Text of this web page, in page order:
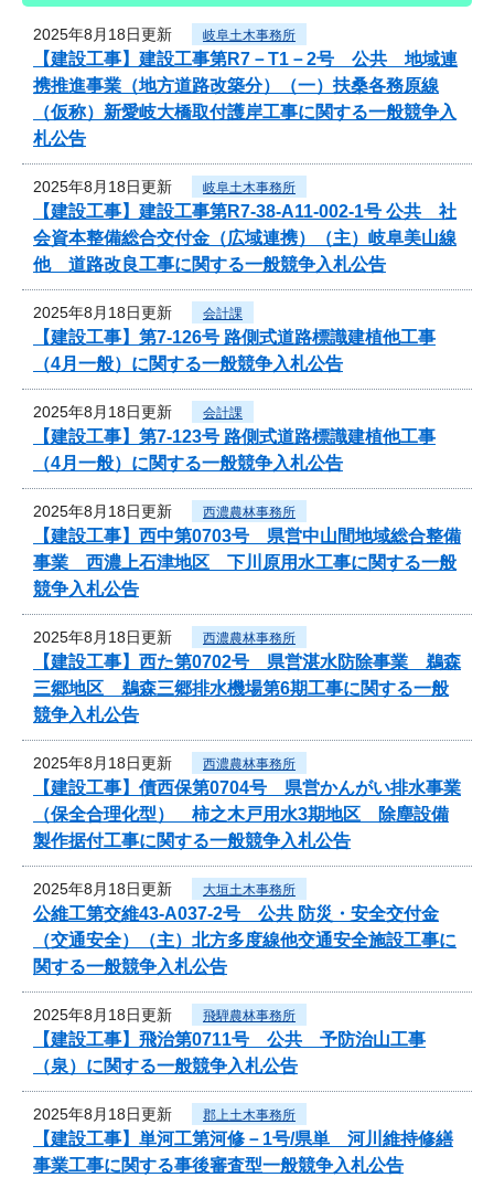
2025年8月18日更新 岐阜土木事務所
【建設工事】建設工事第R7－T1－2号 公共 地域連
携推進事業（地方道路改築分）（一）扶桑各務原線
（仮称）新愛岐大橋取付護岸工事に関する一般競争入
札公告
2025年8月18日更新 岐阜土木事務所
【建設工事】建設工事第R7-38-A11-002-1号 公共 社
会資本整備総合交付金（広域連携）（主）岐阜美山線
他 道路改良工事に関する一般競争入札公告
2025年8月18日更新 会計課
【建設工事】第7-126号 路側式道路標識建植他工事
（4月一般）に関する一般競争入札公告
2025年8月18日更新 会計課
【建設工事】第7-123号 路側式道路標識建植他工事
（4月一般）に関する一般競争入札公告
2025年8月18日更新 西濃農林事務所
【建設工事】西中第0703号 県営中山間地域総合整備
事業 西濃上石津地区 下川原用水工事に関する一般
競争入札公告
2025年8月18日更新 西濃農林事務所
【建設工事】西た第0702号 県営湛水防除事業 鵜森
三郷地区 鵜森三郷排水機場第6期工事に関する一般
競争入札公告
2025年8月18日更新 西濃農林事務所
【建設工事】債西保第0704号 県営かんがい排水事業
（保全合理化型） 柿之木戸用水3期地区 除塵設備
製作据付工事に関する一般競争入札公告
2025年8月18日更新 大垣土木事務所
公維工第交維43-A037-2号 公共 防災・安全交付金
（交通安全）（主）北方多度線他交通安全施設工事に
関する一般競争入札公告
2025年8月18日更新 飛騨農林事務所
【建設工事】飛治第0711号 公共 予防治山工事
（泉）に関する一般競争入札公告
2025年8月18日更新 郡上土木事務所
【建設工事】単河工第河修－1号/県単 河川維持修繕
事業工事に関する事後審査型一般競争入札公告